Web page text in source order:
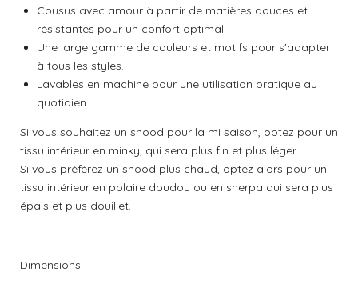
n
Cousus avec amour à partir de matières douces et
résistantes pour un confort optimal.
Une large gamme de couleurs et motifs pour s'adapter
à tous les styles.
Lavables en machine pour une utilisation pratique au
quotidien.
Si vous souhaitez un snood pour la mi saison, optez pour un
tissu intérieur en minky, qui sera plus fin et plus léger.
Si vous préférez un snood plus chaud, optez alors pour un
tissu intérieur en polaire doudou ou en sherpa qui sera plus
épais et plus douillet.
Dimensions: